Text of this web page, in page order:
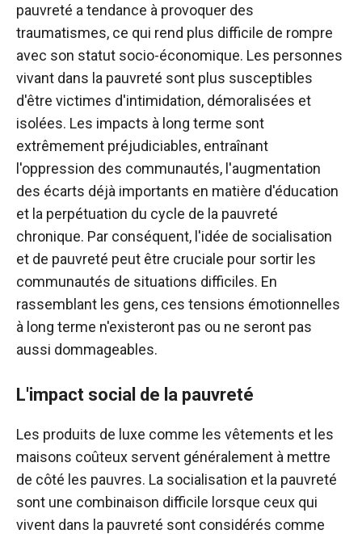
pauvreté a tendance à provoquer des
traumatismes, ce qui rend plus difficile de rompre
avec son statut socio-économique. Les personnes
vivant dans la pauvreté sont plus susceptibles
d'être victimes d'intimidation, démoralisées et
isolées. Les impacts à long terme sont
extrêmement préjudiciables, entraînant
l'oppression des communautés, l'augmentation
des écarts déjà importants en matière d'éducation
et la perpétuation du cycle de la pauvreté
chronique. Par conséquent, l'idée de socialisation
et de pauvreté peut être cruciale pour sortir les
communautés de situations difficiles. En
rassemblant les gens, ces tensions émotionnelles
à long terme n'existeront pas ou ne seront pas
aussi dommageables.
L'impact social de la pauvreté
Les produits de luxe comme les vêtements et les
maisons coûteux servent généralement à mettre
de côté les pauvres. La socialisation et la pauvreté
sont une combinaison difficile lorsque ceux qui
vivent dans la pauvreté sont considérés comme